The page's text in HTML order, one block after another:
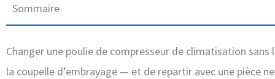
Sommaire
Changer une poulie de compresseur de climatisation sans
la coupelle d’embrayage — et de repartir avec une pièce